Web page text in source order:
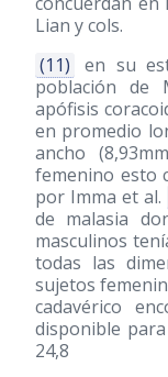
Lian y cols.
(11)
en su
población de
apófisis
en promedio
ancho
femenino esto
por Imma et al.
de malasia
masculinos
todas las
sujetos
cadavérico
disponible
24,8